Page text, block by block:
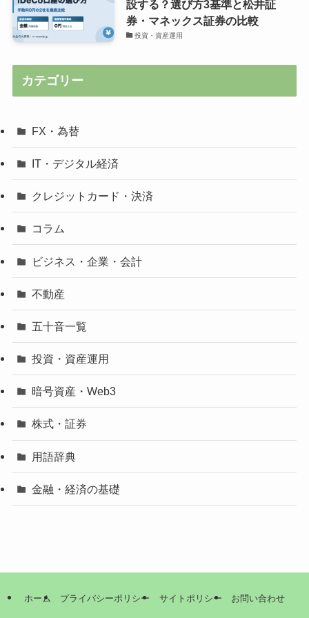
設する？選び方3基準と松井証
券・マネックス証券の比較
投資・資産運用
カテゴリー
FX・為替
IT・デジタル経済
クレジットカード・決済
コラム
ビジネス・企業・会計
不動産
五十音一覧
投資・資産運用
暗号資産・Web3
株式・証券
用語辞典
金融・経済の基礎
ホーム プライバシーポリシー サイトポリシー お問い合わせ